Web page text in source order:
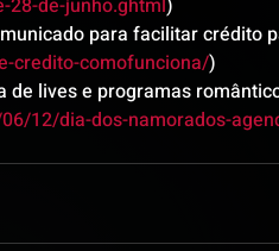
28-de-junho.ghtml)
para facilitar crédito
credito-comofunciona/)
de lives e programas
12/dia-dos-namorados-